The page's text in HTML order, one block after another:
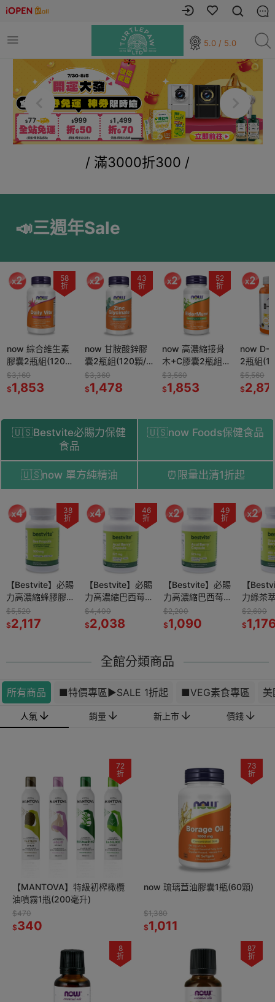
5.0 / 5.0
/ 滿3000折300 /
📣三週年Sale
43
折
now 甘胺酸鋅膠
囊2瓶組(120顆/
瓶)
$3,360
$1,478
52
折
now 高濃縮接骨
木+C膠囊2瓶組
(90顆/瓶)
$3,560
$1,853
51
折
now D-核糖膠囊
2瓶組(120顆/瓶)
$5,560
$2,873
now 綜
膠囊2瓶
顆/瓶)
$3,160
$
🇺🇸Bestvite必賜力保健
食品
🇺🇸now Foods保健食品
🇺🇸now 單方純精油 ⏰限量出清1折起
38
折
【Bestvite】必賜
力高濃縮蜂膠膠囊
4瓶組(120顆/瓶)
$5,520
$2,117
46
折
【Bestvite】必賜
力高濃縮巴西莓膠
囊4瓶組(60顆/瓶)
$4,400
$2,038
49
折
【Bestvite】必賜
力高濃縮巴西莓膠
囊2瓶組(60顆/瓶)
$2,200
$1,090
【
力綠茶
素C膠
(120顆/
$2,600
$
51
折
糖膠囊2
顆/瓶)
54
折
now D-核糖膠囊1
瓶(120顆)
52
折
now 高濃縮接骨木
+C膠囊2瓶組(90
$
58
折
now 綜合維生素膠
囊2瓶組(120顆/
now 肉
Oil
$699
$540
全館分類商品
所有商品 ■特價專區▶️SALE 1折起 ■VEG素食專區
人氣 銷量 新上市 價錢
72
折
【MANTOVA】特級初榨橄欖
油噴霧1瓶(200毫升)
$470
$340
73
折
now 琉璃苣油膠囊1瓶(60顆)
$1,380
$1,011
8
折
87
折